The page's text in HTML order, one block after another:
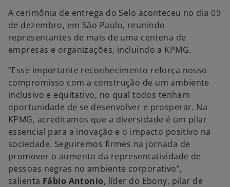
A cerimônia de entrega do Selo aconteceu no dia 09
de dezembro, em São Paulo, reunindo
representantes de mais de uma centena de
empresas e organizações, incluindo a KPMG.
“Esse importante reconhecimento reforça nosso
compromisso com a construção de um ambiente
inclusivo e equitativo, no qual todos tenham
oportunidade de se desenvolver e prosperar. Na
KPMG, acreditamos que a diversidade é um pilar
essencial para a inovação e o impacto positivo na
sociedade. Seguiremos firmes na jornada de
promover o aumento da representatividade de
pessoas negras no ambiente corporativo”,
salienta Fábio Antonio, líder do Ebony, pilar de